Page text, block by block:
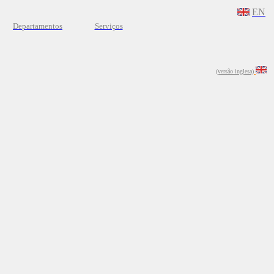
EN
Departamentos Serviços
(versão inglesa)